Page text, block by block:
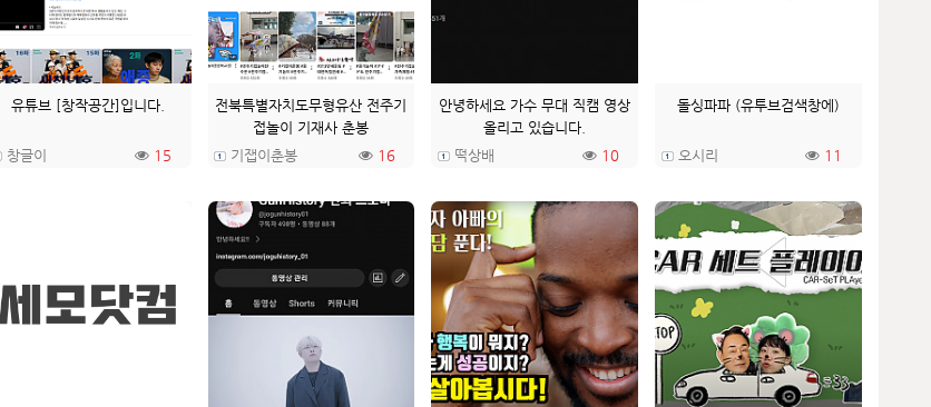
유튜브 [창작공간]입니다.
창글이 15
전북특별자치도무형유산 전주기
접놀이 기재사 춘봉
기잽이춘봉
16
안녕하세요 가수 무대 직캠 영상
올리고 있습니다.
떡상배
10
돌싱파파 (유투브검색창에)
오시리 11